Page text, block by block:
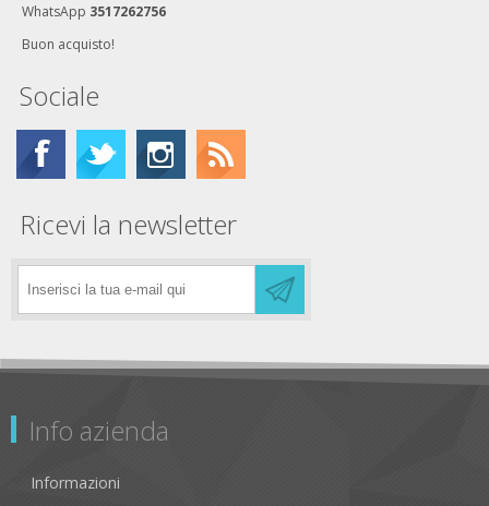
WhatsApp 3517262756
Buon acquisto!
Sociale
Ricevi la newsletter
Info azienda
Informazioni